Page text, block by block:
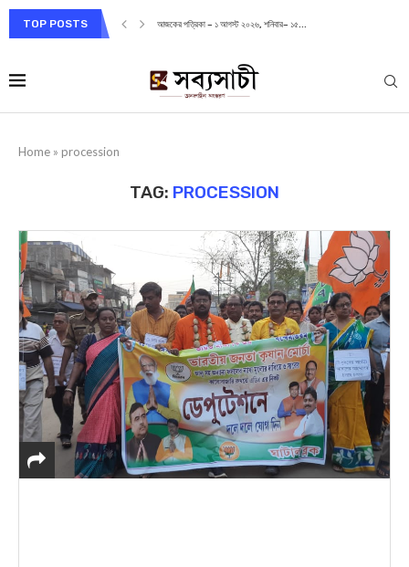
TOP POSTS আজকের পত্রিকা – ১ আগস্ট ২০২৬, শনিবার– ১৫...
Home » procession
TAG: PROCESSION